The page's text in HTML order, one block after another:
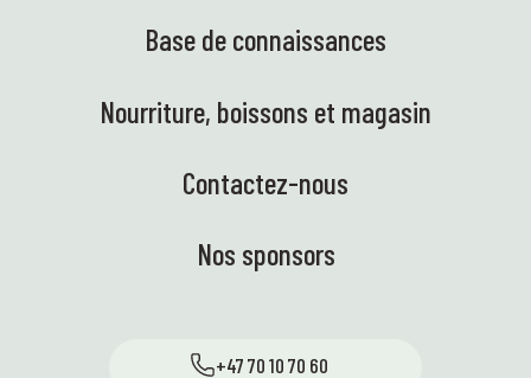
Base de connaissances
Nourriture, boissons et magasin
Contactez-nous
Nos sponsors
+47 70 10 70 60